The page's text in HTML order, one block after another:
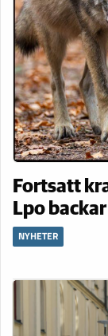
Fortsatt
Lpo
NYHETER